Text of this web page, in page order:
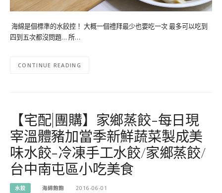
海綿是個標準的水餃控！ 大概一個禮拜最少也要吃一次 最多可以吃到
四到五次都沒問題… 所…
CONTINUE READING
【宅配|團購】家鄉蒸餃-每日現
宰溫體豬加當季新鮮蔬菜製成美
味水餃-冷凍手工水餃/家鄉蒸餃/
台中南屯區小吃美食
水餃 海綿飽飽 2016-06-01